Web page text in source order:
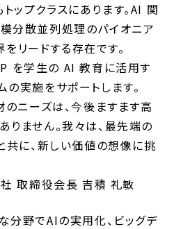
ップクラスにあります。AI 関
分散並列処理のパイオニア
リードする存在です。
を学生の AI 教育に活用す
の実施をサポートします。
ニーズは、今後ますます高
りません。我々は、最先端の
に、新しい価値の想像に挑
取締役会長 吉積 礼敏
分野でAIの実用化、ビッグデ